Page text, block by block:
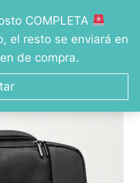
COMPLETA
el resto se enviará en
de compra.